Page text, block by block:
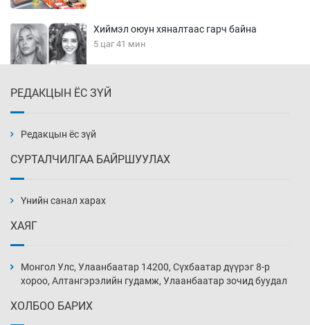
Хиймэл оюун хяналтаас гарч байна
5 цаг 41 мин
6 цаг 11 мин
нэмэгджээ
6 цаг 41 мин
РЕДАКЦЫН ЁС ЗҮЙ
Редакцын ёс зүй
СУРТАЛЧИЛГАА БАЙРШУУЛАХ
Үнийн санал харах
ХАЯГ
Монгол Улс, Улаанбаатар 14200, Сүхбаатар дүүрэг 8-р
хороо, Алтангэрэлийн гудамж, Улаанбаатар зочид буудал
ХОЛБОО БАРИХ